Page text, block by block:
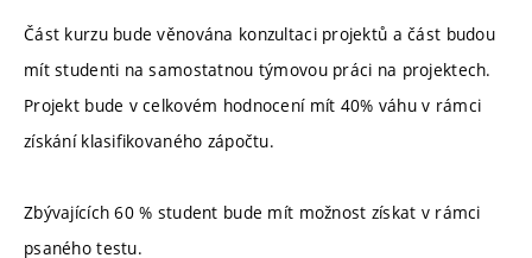
Část kurzu bude věnována konzultaci projektů a část budou
mít studenti na samostatnou týmovou práci na projektech.
Projekt bude v celkovém hodnocení mít 40% váhu v rámci
získání klasifikovaného zápočtu.
Zbývajících 60 % student bude mít možnost získat v rámci
psaného testu.